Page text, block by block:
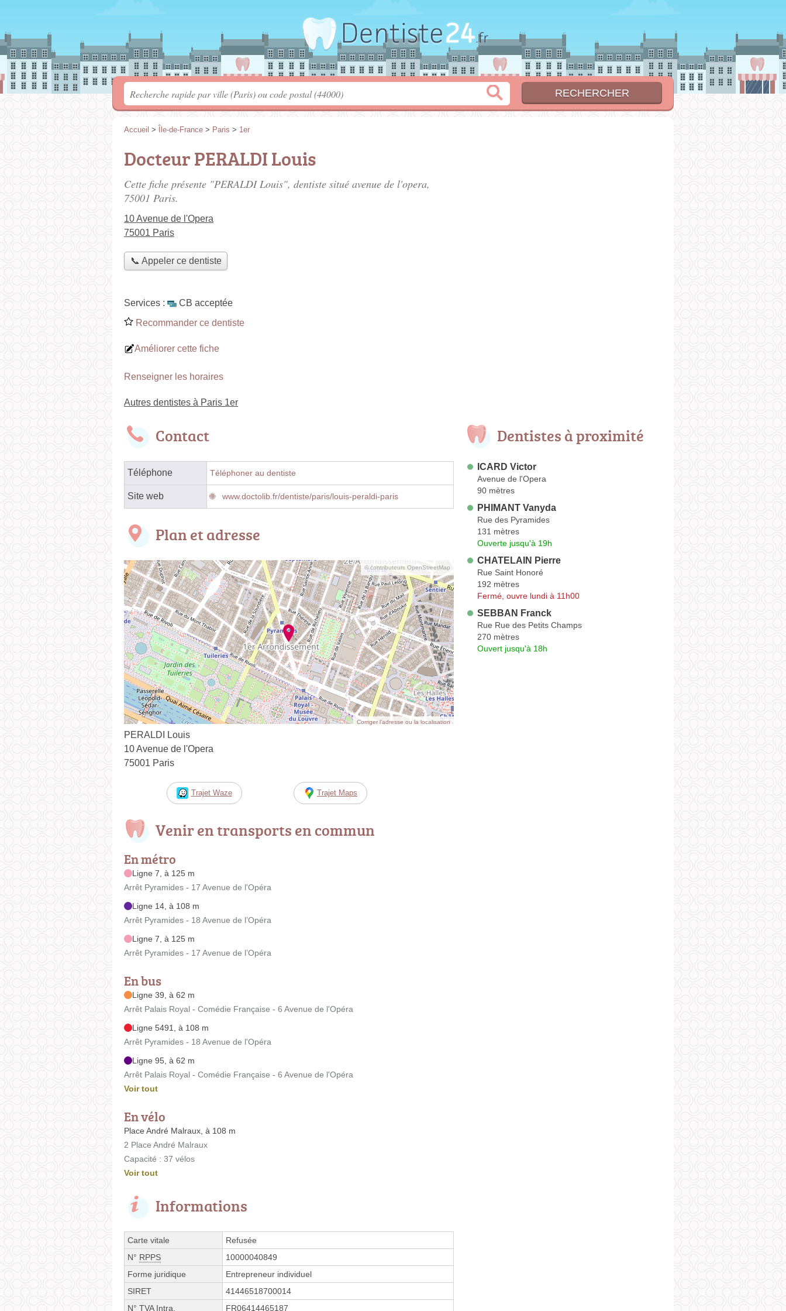
Accueil > Île-de-France > Paris > 1er
Docteur PERALDI Louis
Cette fiche présente "PERALDI Louis", dentiste situé avenue de l'opera,
75001 Paris.
10 Avenue de l'Opera
75001 Paris
📞 Appeler ce dentiste
Services :
CB acceptée
Recommander ce dentiste
Améliorer cette fiche
Renseigner les horaires
Autres dentistes à Paris 1er
Contact
Téléphone Téléphoner au dentiste
Site web www.doctolib.fr/dentiste/paris/louis-peraldi-paris
Plan et adresse
© contributeurs OpenStreetMap
Corriger l’adresse ou la localisation
PERALDI Louis
10 Avenue de l'Opera
75001 Paris
Trajet Waze Trajet Maps
Venir en transports en commun
En métro
Ligne 7, à 125 m
Arrêt Pyramides - 17 Avenue de l'Opéra
Ligne 14, à 108 m
Arrêt Pyramides - 18 Avenue de l’Opéra
Ligne 7, à 125 m
Arrêt Pyramides - 17 Avenue de l’Opéra
En bus
Ligne 39, à 62 m
Arrêt Palais Royal - Comédie Française - 6 Avenue de l'Opéra
Ligne 5491, à 108 m
Arrêt Pyramides - 18 Avenue de l'Opéra
Ligne 95, à 62 m
Arrêt Palais Royal - Comédie Française - 6 Avenue de l'Opéra
Voir tout
En vélo
Place André Malraux, à 108 m
2 Place André Malraux
Capacité : 37 vélos
Voir tout
Informations
Carte vitale
Refusée
N° RPPS
10000040849
Forme juridique
Entrepreneur individuel
SIRET
41446518700014
N° TVA Intra.
FR06414465187
Dentistes à proximité
ICARD Victor
Avenue de l'Opera
90 mètres
PHIMANT Vanyda
Rue des Pyramides
131 mètres
Ouverte jusqu'à 19h
CHATELAIN Pierre
Rue Saint Honoré
192 mètres
Fermé, ouvre lundi à 11h00
SEBBAN Franck
Rue Rue des Petits Champs
270 mètres
Ouvert jusqu'à 18h